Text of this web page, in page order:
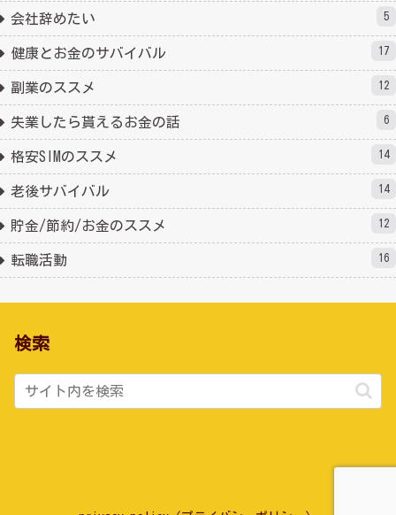
会社辞めたい 5
健康とお金のサバイバル 17
副業のススメ 12
失業したら貰えるお金の話 6
格安SIMのススメ 14
老後サバイバル 14
貯金/節約/お金のススメ 12
転職活動 16
検索